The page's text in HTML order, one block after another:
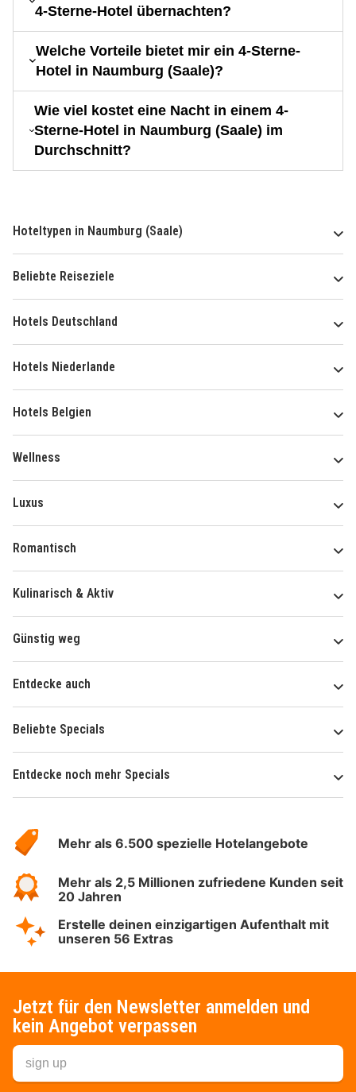
4-Sterne-Hotel übernachten?
Welche Vorteile bietet mir ein 4-Sterne-
Hotel in Naumburg (Saale)?
Wie viel kostet eine Nacht in einem 4-
Sterne-Hotel in Naumburg (Saale) im
Durchschnitt?
Hoteltypen in Naumburg (Saale)
Beliebte Reiseziele
Hotels Deutschland
Hotels Niederlande
Hotels Belgien
Wellness
Luxus
Romantisch
Kulinarisch & Aktiv
Günstig weg
Entdecke auch
Beliebte Specials
Entdecke noch mehr Specials
Hotelspecials
Mehr als 6.500 spezielle Hotelangebote
Mehr als 2,5 Millionen zufriedene Kunden seit
20 Jahren
Erstelle deinen einzigartigen Aufenthalt mit
unseren 56 Extras
Jetzt für den Newsletter anmelden und
kein Angebot verpassen